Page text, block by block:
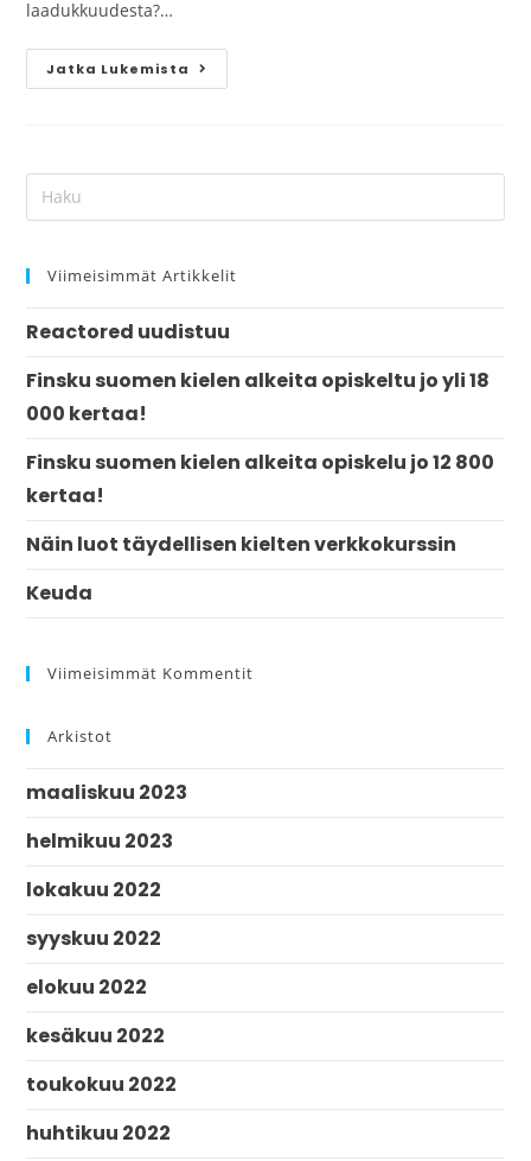
laadukkuudesta?…
Jatka Lukemista
Viimeisimmät Artikkelit
Reactored uudistuu
Finsku suomen kielen alkeita opiskeltu jo yli 18
000 kertaa!
Finsku suomen kielen alkeita opiskelu jo 12 800
kertaa!
Näin luot täydellisen kielten verkkokurssin
Keuda
Viimeisimmät Kommentit
Arkistot
maaliskuu 2023
helmikuu 2023
lokakuu 2022
syyskuu 2022
elokuu 2022
kesäkuu 2022
toukokuu 2022
huhtikuu 2022